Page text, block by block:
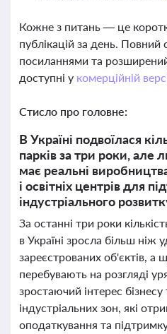
Кожне з питань — це
публікацій за день.
посиланнями та
доступні у комерційній
Стисло про головне:
В Україні подвоїлася
парків за три роки, але
має реальні
і освітніх центрів для
індустріального
За останні три роки
в Україні зросла більш ніж
зареєстрованих об'єктів, а
перебувають на розгляді
зростаючий інтерес
індустріальних зон, які
оподаткування та